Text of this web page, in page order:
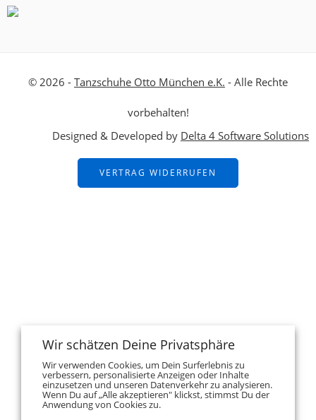
© 2026 - Tanzschuhe Otto München e.K. - Alle Rechte
vorbehalten!
Designed & Developed by Delta 4 Software Solutions
VERTRAG WIDERRUFEN
Wir schätzen Deine Privatsphäre
Wir verwenden Cookies, um Dein Surferlebnis zu
verbessern, personalisierte Anzeigen oder Inhalte
einzusetzen und unseren Datenverkehr zu analysieren.
Wenn Du auf „Alle akzeptieren" klickst, stimmst Du der
Anwendung von Cookies zu.